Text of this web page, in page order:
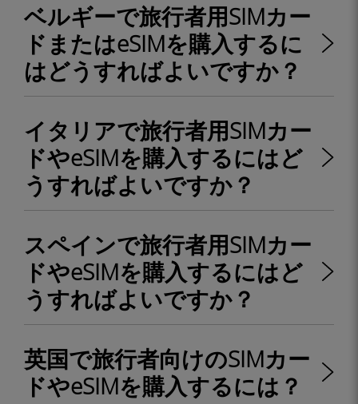
ベルギーで旅行者用SIMカー
ドまたはeSIMを購入するに
はどうすればよいですか？
イタリアで旅行者用SIMカー
ドやeSIMを購入するにはど
うすればよいですか？
スペインで旅行者用SIMカー
ドやeSIMを購入するにはど
うすればよいですか？
英国で旅行者向けのSIMカー
ドやeSIMを購入するには？